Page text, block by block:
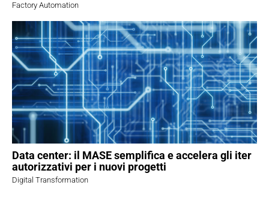
Factory Automation
Data center: il MASE semplifica e accelera gli iter
autorizzativi per i nuovi progetti
Digital Transformation